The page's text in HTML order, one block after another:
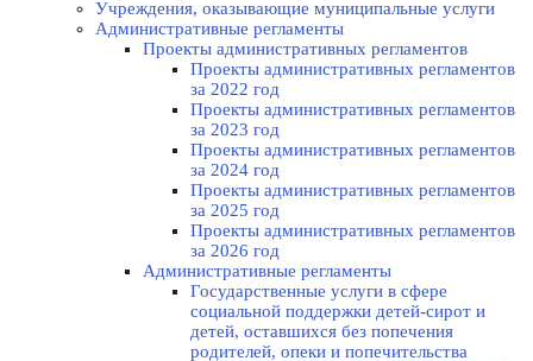
Учреждения, оказывающие муниципальные услуги
Административные регламенты
Проекты административных регламентов
Проекты административных регламентов
за 2022 год
Проекты административных регламентов
за 2023 год
Проекты административных регламентов
за 2024 год
Проекты административных регламентов
за 2025 год
Проекты административных регламентов
за 2026 год
Административные регламенты
Государственные услуги в сфере
социальной поддержки детей-сирот и
детей, оставшихся без попечения
родителей, опеки и попечительства